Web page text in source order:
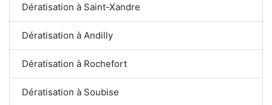
Dératisation à Saint-Xandre
Dératisation à Andilly
Dératisation à Rochefort
Dératisation à Soubise